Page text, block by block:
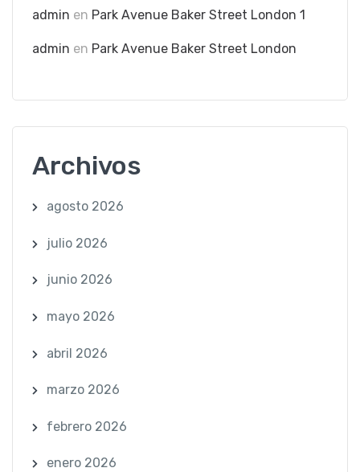
admin en Park Avenue Baker Street London 1
admin en Park Avenue Baker Street London
Archivos
agosto 2026
julio 2026
junio 2026
mayo 2026
abril 2026
marzo 2026
febrero 2026
enero 2026